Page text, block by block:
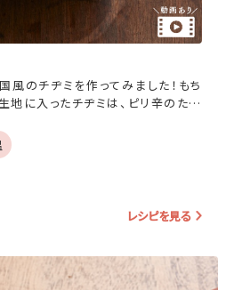
風のチヂミを作ってみました！もち
地に入ったチヂミは、ピリ辛のたれ
レシピを見る